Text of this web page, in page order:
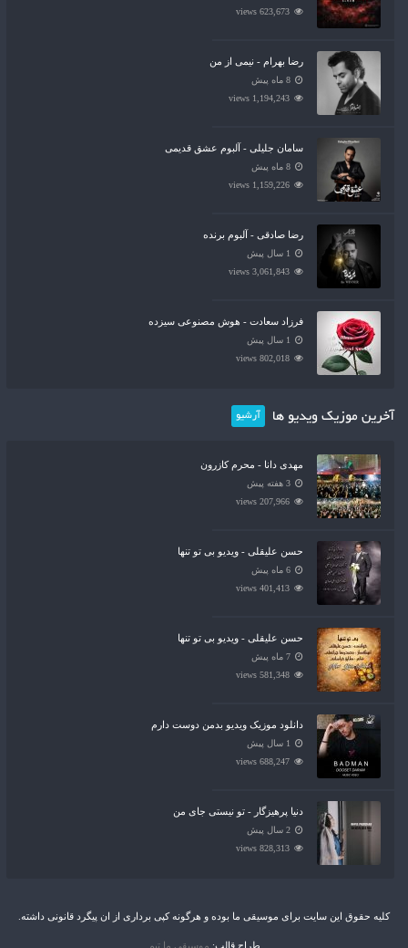
623,673 views
رضا بهرام - نیمی از من
8 ماه پیش
1,194,243 views
سامان جلیلی - آلبوم عشق قدیمی
8 ماه پیش
1,159,226 views
رضا صادقی - آلبوم برنده
1 سال پیش
3,061,843 views
فرزاد سعادت - هوش مصنوعی سیزده
1 سال پیش
802,018 views
آخرین موزیک ویدیو ها آرشیو
مهدی دانا - محرم کازرون
3 هفته پیش
207,966 views
حسن علیقلی - ویدیو بی تو تنها
6 ماه پیش
401,413 views
حسن علیقلی - ویدیو بی تو تنها
7 ماه پیش
581,348 views
دانلود موزیک ویدیو بدمن دوست دارم
1 سال پیش
688,247 views
دنیا پرهیزگار - تو نیستی جای من
2 سال پیش
828,313 views
کلیه حقوق این سایت برای موسیقی ما بوده و هرگونه کپی برداری از ان پیگرد قانونی داشته.
طراح قالب: موسیقی ما تیم